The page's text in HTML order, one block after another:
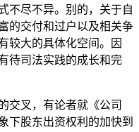
不尽不异。别的，关于自
的交付和过户以及相关争
较大的具体化空间。因
待司法实践的成长和完
叉，有论者就《公司
下股东出资权利的加快到